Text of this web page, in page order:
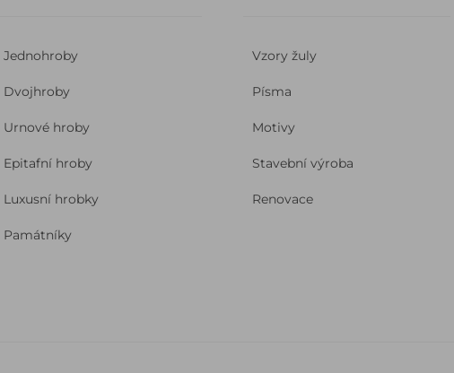
Jednohroby
Dvojhroby
Urnové hroby
Epitafní hroby
Luxusní hrobky
Památníky
Vzory žuly
Písma
Motivy
Stavební výroba
Renovace